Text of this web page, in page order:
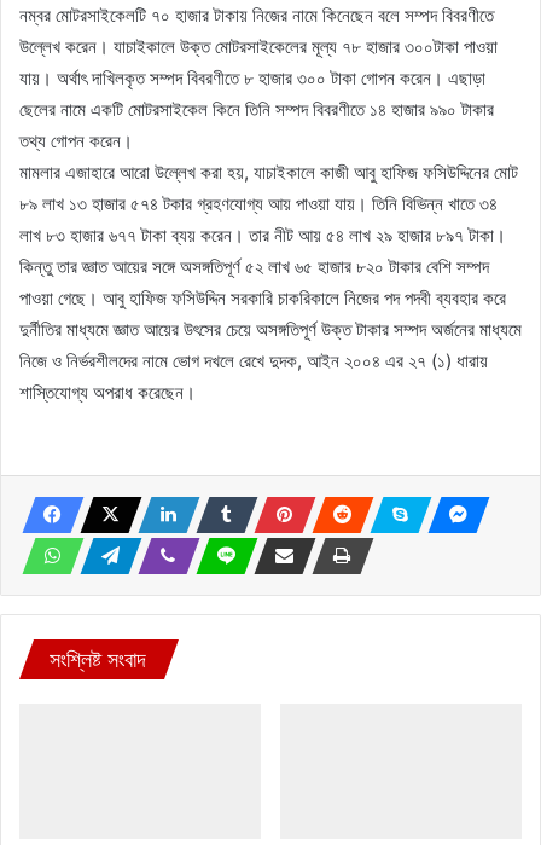
নম্বর মোটরসাইকেলটি ৭০ হাজার টাকায় নিজের নামে কিনেছেন বলে সম্পদ বিবরণীতে
উল্লেখ করেন। যাচাইকালে উক্ত মোটরসাইকেলের মূল্য ৭৮ হাজার ৩০০টাকা পাওয়া
যায়। অর্থাৎ দাখিলকৃত সম্পদ বিবরণীতে ৮ হাজার ৩০০ টাকা গোপন করেন। এছাড়া
ছেলের নামে একটি মোটরসাইকেল কিনে তিনি সম্পদ বিবরণীতে ১৪ হাজার ৯৯০ টাকার
তথ্য গোপন করেন।
মামলার এজাহারে আরো উল্লেখ করা হয়, যাচাইকালে কাজী আবু হাফিজ ফসিউদ্দিনের মোট
৮৯ লাখ ১৩ হাজার ৫৭৪ টকার গ্রহণযোগ্য আয় পাওয়া যায়। তিনি বিভিন্ন খাতে ৩৪
লাখ ৮৩ হাজার ৬৭৭ টাকা ব্যয় করেন। তার নীট আয় ৫৪ লাখ ২৯ হাজার ৮৯৭ টাকা।
কিন্তু তার জ্ঞাত আয়ের সঙ্গে অসঙ্গতিপূর্ণ ৫২ লাখ ৬৫ হাজার ৮২০ টাকার বেশি সম্পদ
পাওয়া গেছে। আবু হাফিজ ফসিউদ্দিন সরকারি চাকরিকালে নিজের পদ পদবী ব্যবহার করে
দুর্নীতির মাধ্যমে জ্ঞাত আয়ের উৎসের চেয়ে অসঙ্গতিপূর্ণ উক্ত টাকার সম্পদ অর্জনের মাধ্যমে
নিজে ও নির্ভরশীলদের নামে ভোগ দখলে রেখে দুদক, আইন ২০০৪ এর ২৭ (১) ধারায়
শাস্তিযোগ্য অপরাধ করেছেন।
সংশ্লিষ্ট সংবাদ